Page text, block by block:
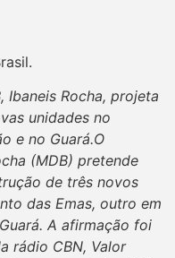
Ibaneis Rocha, projeta
unidades no
e no Guará.O
(MDB) pretende
de três novos
das Emas, outro em
A afirmação foi
rádio CBN, Valor